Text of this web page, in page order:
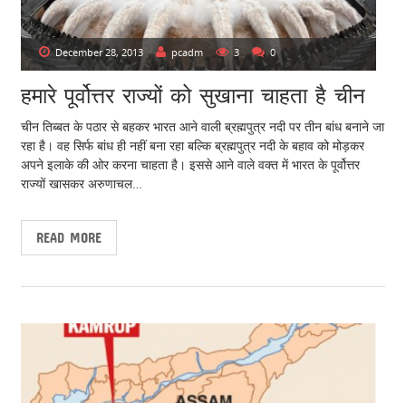
December 28, 2013 pcadm 3 0
हमारे पूर्वोत्तर राज्यों को सुखाना चाहता है चीन
चीन तिब्बत के पठार से बहकर भारत आने वाली ब्रह्मपुत्र नदी पर तीन बांध बनाने जा
रहा है। वह सिर्फ बांध ही नहीं बना रहा बल्कि ब्रह्मपुत्र नदी के बहाव को मोड़कर
अपने इलाके की ओर करना चाहता है। इससे आने वाले वक्त में भारत के पूर्वोत्तर
राज्यों खासकर अरुणाचल…
READ MORE